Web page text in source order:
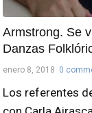
Armstrong. Se
Danzas
enero 8, 2018 0
Los referentes